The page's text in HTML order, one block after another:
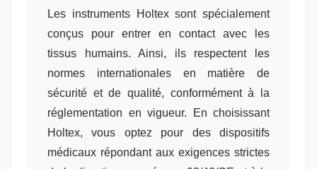
Les instruments Holtex sont spécialement
conçus pour entrer en contact avec les
tissus humains. Ainsi, ils respectent les
normes internationales en matière de
sécurité et de qualité, conformément à la
réglementation en vigueur. En choisissant
Holtex, vous optez pour des dispositifs
médicaux répondant aux exigences strictes